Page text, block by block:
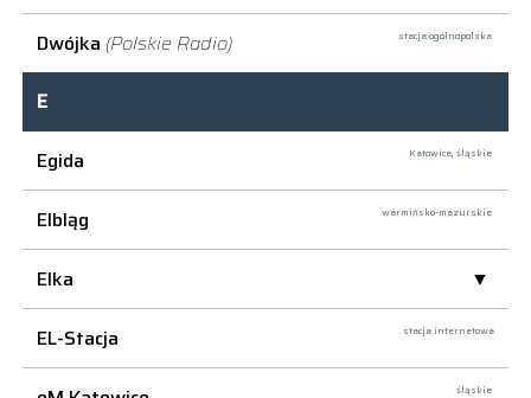
Dwójka (Polskie Radio) stacja ogólnopolska
E
Egida
Katowice, śląskie
Elbląg warmińsko-mazurskie
Elka
EL-Stacja
stacja internetowa
śląskie